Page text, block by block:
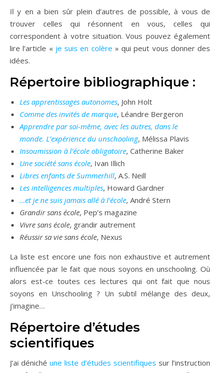
Il y en a bien sûr plein d’autres de possible, à vous de
trouver celles qui résonnent en vous, celles qui
correspondent à votre situation. Vous pouvez également
lire l’article « je suis en colère » qui peut vous donner des
idées.
Répertoire bibliographique :
Les apprentissages autonomes, John Holt
Comme des invités de marque, Léandre Bergeron
Apprendre par soi-même, avec les autres, dans le
monde. L’expérience du unschooling, Mélissa Plavis
Insoumission à l’école obligatoire, Catherine Baker
Une société sans école, Ivan Illich
Libres enfants de Summerhill, A.S. Neill
Les intelligences multiples, Howard Gardner
…et je ne suis jamais allé à l’école, André Stern
Grandir sans école, Pep’s magazine
Vivre sans école, grandir autrement
Réussir sa vie sans école, Nexus
La liste est encore une fois non exhaustive et autrement
influencée par le fait que nous soyons en unschooling. Où
alors est-ce toutes ces lectures qui ont fait que nous
soyons en Unschooling ? Un subtil mélange des deux,
j’imagine…
Répertoire d’études
scientifiques
J’ai déniché une liste d’études scientifiques sur l’instruction